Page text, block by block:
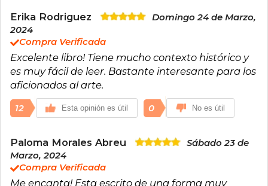
Erika Rodriguez
Domingo 24 de Marzo,
2024
Compra Verificada
Excelente libro! Tiene mucho contexto histórico y
es muy fácil de leer. Bastante interesante para los
aficionados al arte.
12 Esta opinión es útil 0 No es útil
Paloma Morales Abreu
Sábado 23 de
Marzo, 2024
Compra Verificada
Me encanta! Esta escrito de una forma muy